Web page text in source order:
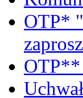
OTP*
OTP**